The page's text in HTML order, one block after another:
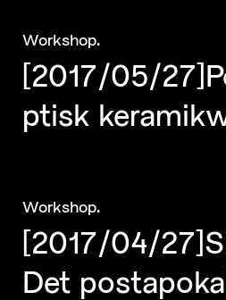
Workshop.
[2017/05/
ptisk
Workshop.
[2017/04/
Det